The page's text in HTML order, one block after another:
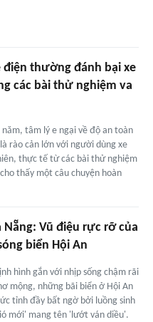
điện thường đánh bại xe
các bài thử nghiệm va
năm, tâm lý e ngại về độ an toàn
rào cản lớn với người dùng xe
thực tế từ các bài thử nghiệm
thấy một câu chuyện hoàn
Nẵng: Vũ điệu rực rỡ của
biển Hội An
hình gắn với nhịp sống chậm rãi
mộng, những bãi biển ở Hội An
tỉnh đầy bất ngờ bởi luồng sinh
mới' mang tên 'lướt ván diều'.